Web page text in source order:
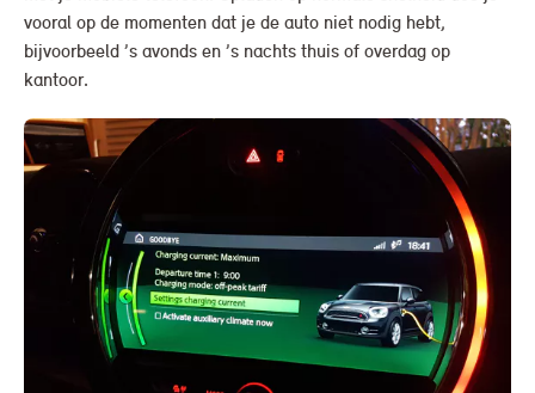
vooral op de momenten dat je de auto niet nodig hebt,
bijvoorbeeld ’s avonds en ’s nachts thuis of overdag op
kantoor.